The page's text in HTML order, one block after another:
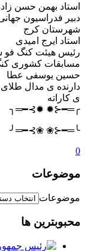
استاد بهمن حسن
دبیر فدراسیون
شهرستان کرج
استاد ایرج امیدی
رئیس هیئت کنگ فو
مسابقات کشوری کنگ
حسین یوسفی عطا
دارنده ی مدال
ی کاراته
╭═━⊰✹ ️✹⊱━═╮
╰═━⊰❀ ❀⊱━═╯
0
موضوعات
موضوعات
محبوبترین ها